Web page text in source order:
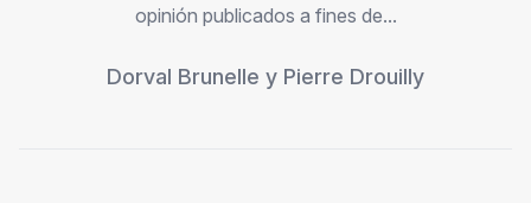
opinión publicados a fines de...
Dorval Brunelle y Pierre Drouilly